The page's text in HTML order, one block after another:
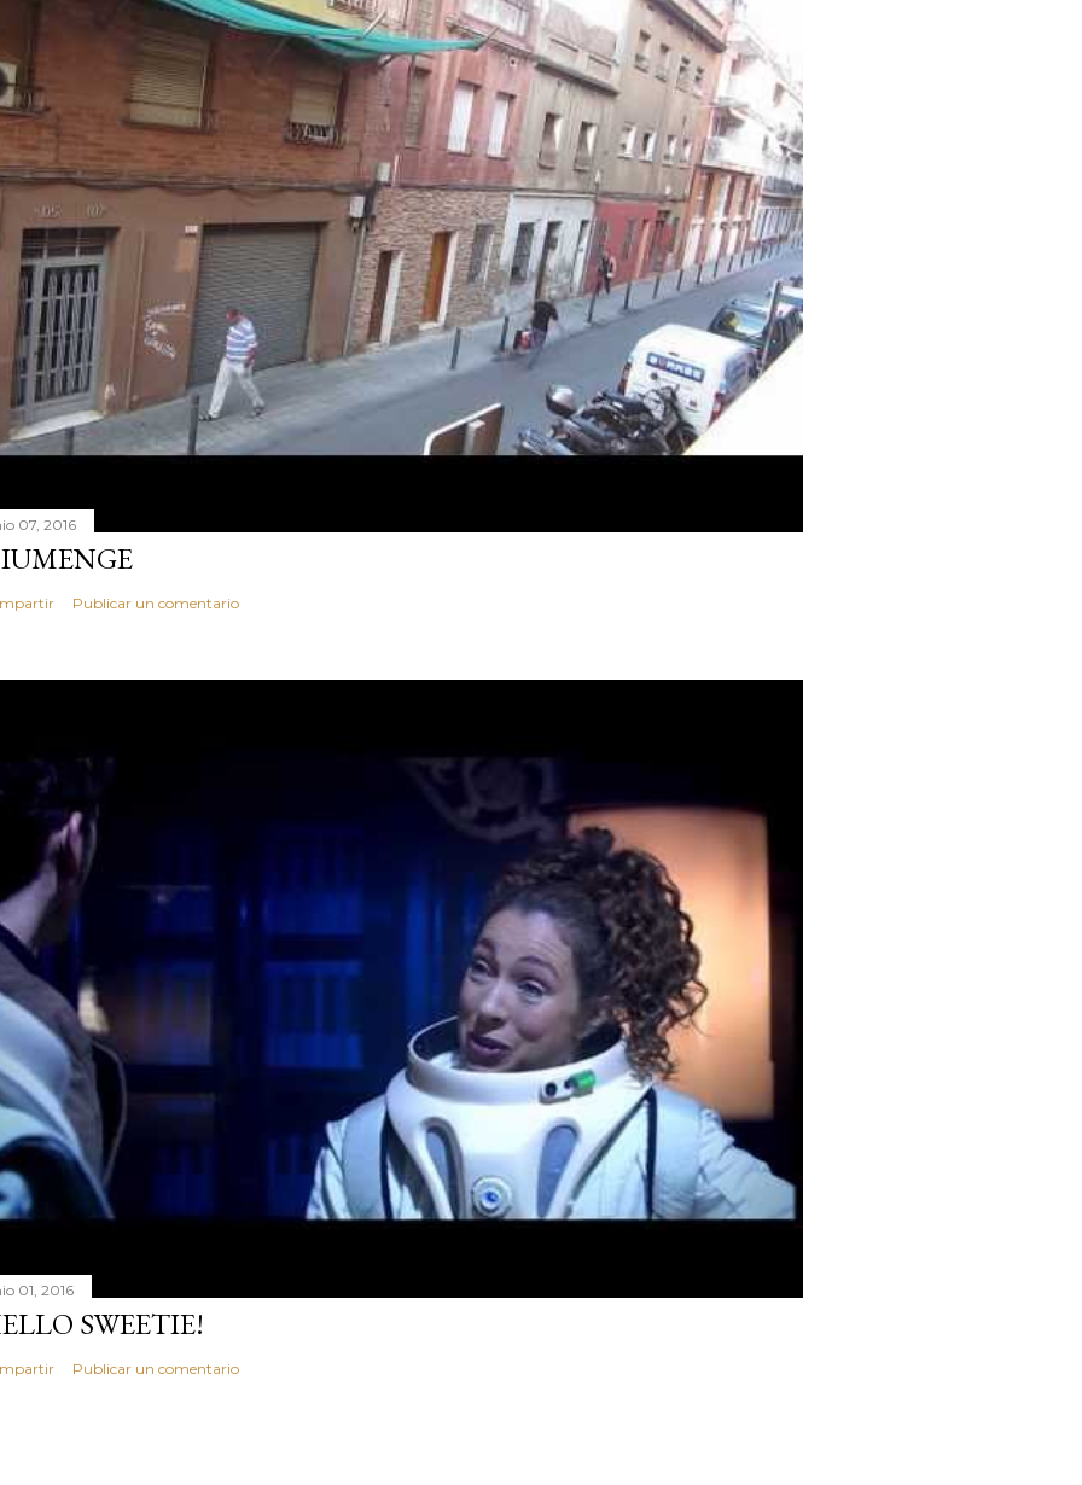
07, 2016
Publicar un comentario
01, 2016
SWEETIE!
Publicar un comentario